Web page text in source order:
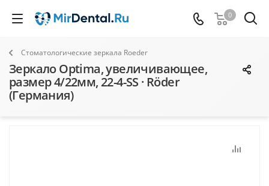
0
Стоматологические зеркала Roeder
Зеркало Optima, увеличивающее,
размер 4/22мм, 22-4-SS · Röder
(Германия)